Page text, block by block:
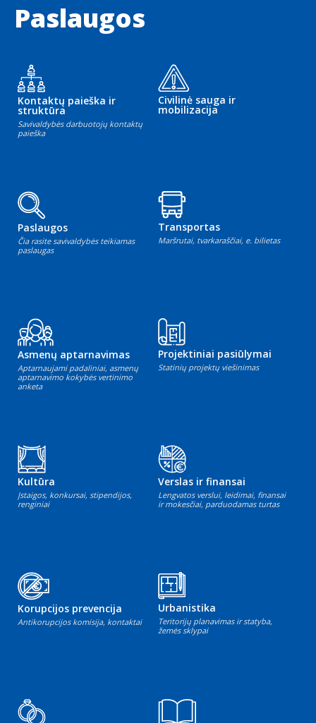
Paslaugos
Kontaktų paieška ir
struktūra
Savivaldybės darbuotojų kontaktų
paieška
Civilinė sauga ir
mobilizacija
Paslaugos
Čia rasite savivaldybės teikiamas
paslaugas
Transportas
Maršrutai, tvarkaraščiai, e. bilietas
Asmenų aptarnavimas
Aptarnaujami padaliniai, asmenų
aptarnavimo kokybės vertinimo
anketa
Projektiniai pasiūlymai
Statinių projektų viešinimas
Kultūra
Įstaigos, konkursai, stipendijos,
renginiai
Verslas ir finansai
Lengvatos verslui, leidimai, finansai
ir mokesčiai, parduodamas turtas
Korupcijos prevencija
Antikorupcijos komisija, kontaktai
Urbanistika
Teritorijų planavimas ir statyba,
žemės sklypai